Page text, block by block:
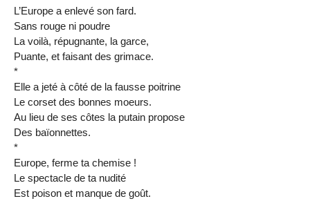
L’Europe a enlevé son fard.
Sans rouge ni poudre
La voilà, répugnante, la garce,
Puante, et faisant des grimace.
*
Elle a jeté à côté de la fausse poitrine
Le corset des bonnes moeurs.
Au lieu de ses côtes la putain propose
Des baïonnettes.
*
Europe, ferme ta chemise !
Le spectacle de ta nudité
Est poison et manque de goût.